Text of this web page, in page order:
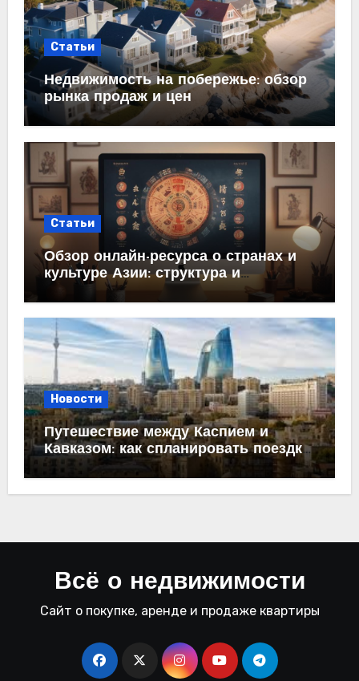
Статьи
Недвижимость на побережье: обзор
рынка продаж и цен
Статьи
Обзор онлайн-ресурса о странах и
культуре Азии: структура и
содержание
Новости
Путешествие между Каспием и
Кавказом: как спланировать поездку
из Махачкалы в Баку
Всё о недвижимости
Сайт о покупке, аренде и продаже квартиры